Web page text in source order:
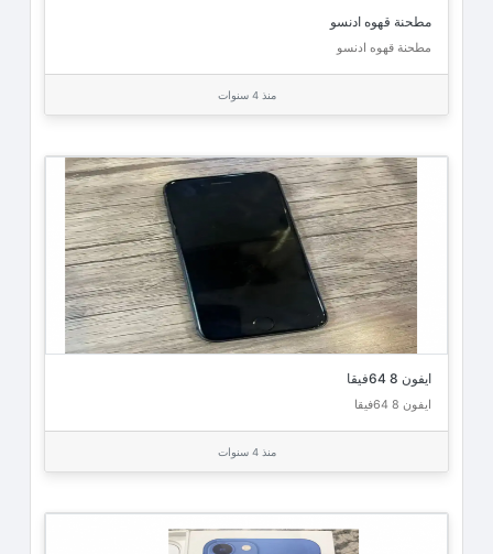
مطحنة قهوه ادنسو
مطحنة قهوه ادنسو
منذ 4 سنوات
ايفون 8 64فيقا
ايفون 8 64فيقا
منذ 4 سنوات